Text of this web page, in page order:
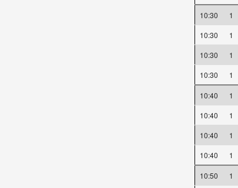
10:30 1
10:30
1
10:30
1
10:30
1
10:40 1
10:40
1
10:40
1
10:40
1
10:50 1